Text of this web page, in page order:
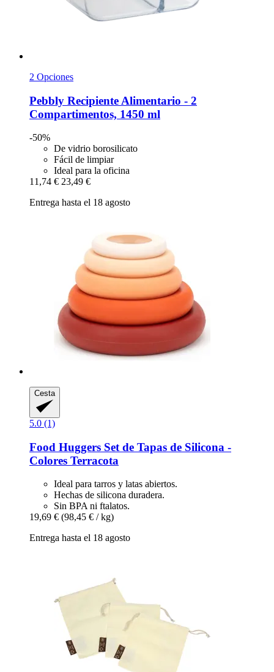
2 Opciones
Pebbly Recipiente Alimentario -​ 2
Compartimentos, 1450 ml
-50%
De vidrio borosilicato
Fácil de limpiar
Ideal para la oficina
11,74 € 23,49 €
Entrega hasta el 18 agosto
Cesta
5.0 (1)
Food Huggers Set de Tapas de Silicona -​
Colores Terracota
Ideal para tarros y latas abiertos.
Hechas de silicona duradera.
Sin BPA ni ftalatos.
19,69 € (98,45 € / kg)
Entrega hasta el 18 agosto